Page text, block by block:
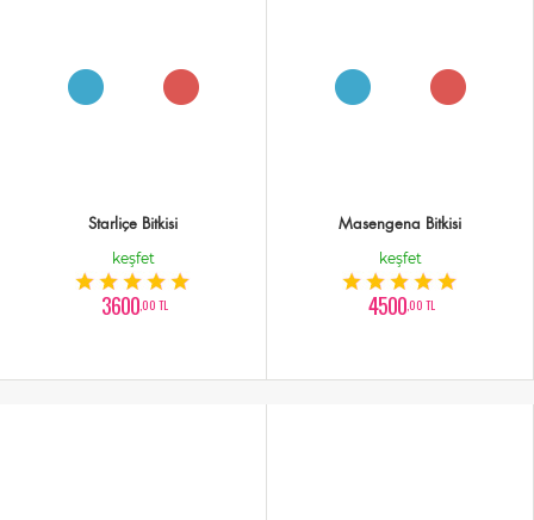
Starliçe Bitkisi
keşfet
3600,00 TL
Masengena Bitkisi
keşfet
4500,00 TL